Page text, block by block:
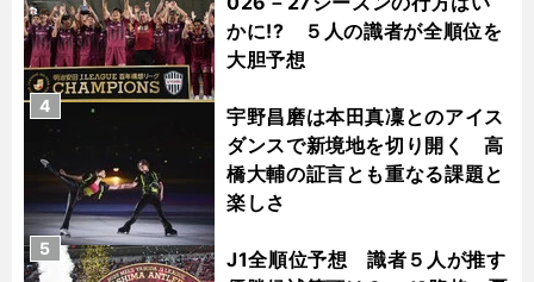
かに!? ５人の識者が全順位を
大胆予想
宇野昌磨は本田真凜とのアイス
ダンスで新境地を切り開く 高
橋大輔の証言とも重なる課題と
楽しさ
4
J1全順位予想 識者５人が推す
5